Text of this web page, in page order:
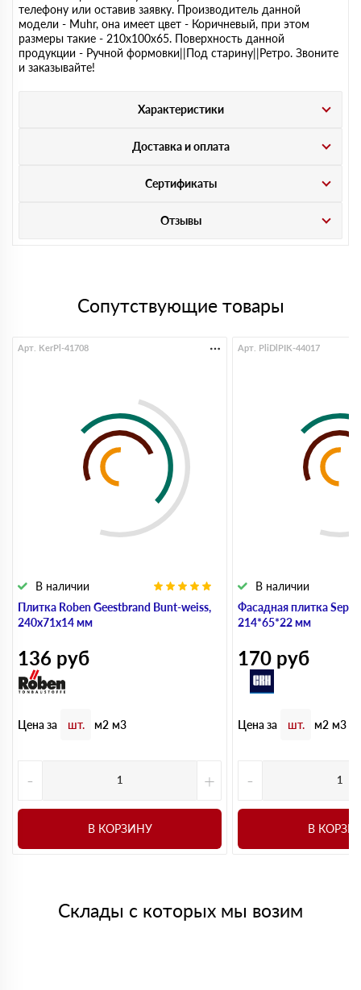
телефону или оставив заявку. Производитель данной
модели - Muhr, она имеет цвет - Коричневый, при этом
размеры такие - 210х100х65. Поверхность данной
продукции - Ручной формовки||Под старину||Ретро. Звоните
и заказывайте!
Характеристики
Доставка и оплата
Сертификаты
Отзывы
Сопутствующие товары
Плитка Roben Geestbrand Bunt-weiss,
240х71х14 мм
В наличии
Арт. KerPl-41708
136 руб
Цена за шт. м2 м3
- +
В КОРЗИНУ
Фасадная плитка Sepia
214*65*22 мм
В наличии
Арт. PliDlPIK-44017
170 руб
Цена за шт. м2 м3
-
В
Склады с которых мы возим